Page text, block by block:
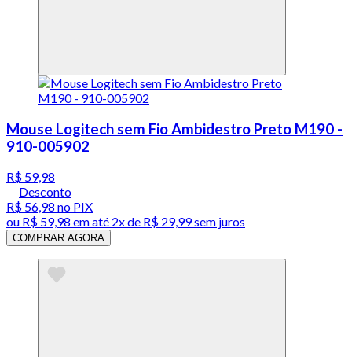
Mouse Logitech sem Fio Ambidestro Preto M190 -
910-005902
R$ 59,98
Desconto
R$ 56,98 no PIX
ou R$ 59,98 em até 2x de R$ 29,99 sem juros
COMPRAR AGORA